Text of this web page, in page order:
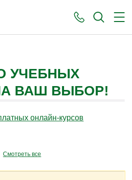
УЧЕБНЫХ
ВАШ ВЫБОР!
онлайн-курсов
Смотреть все